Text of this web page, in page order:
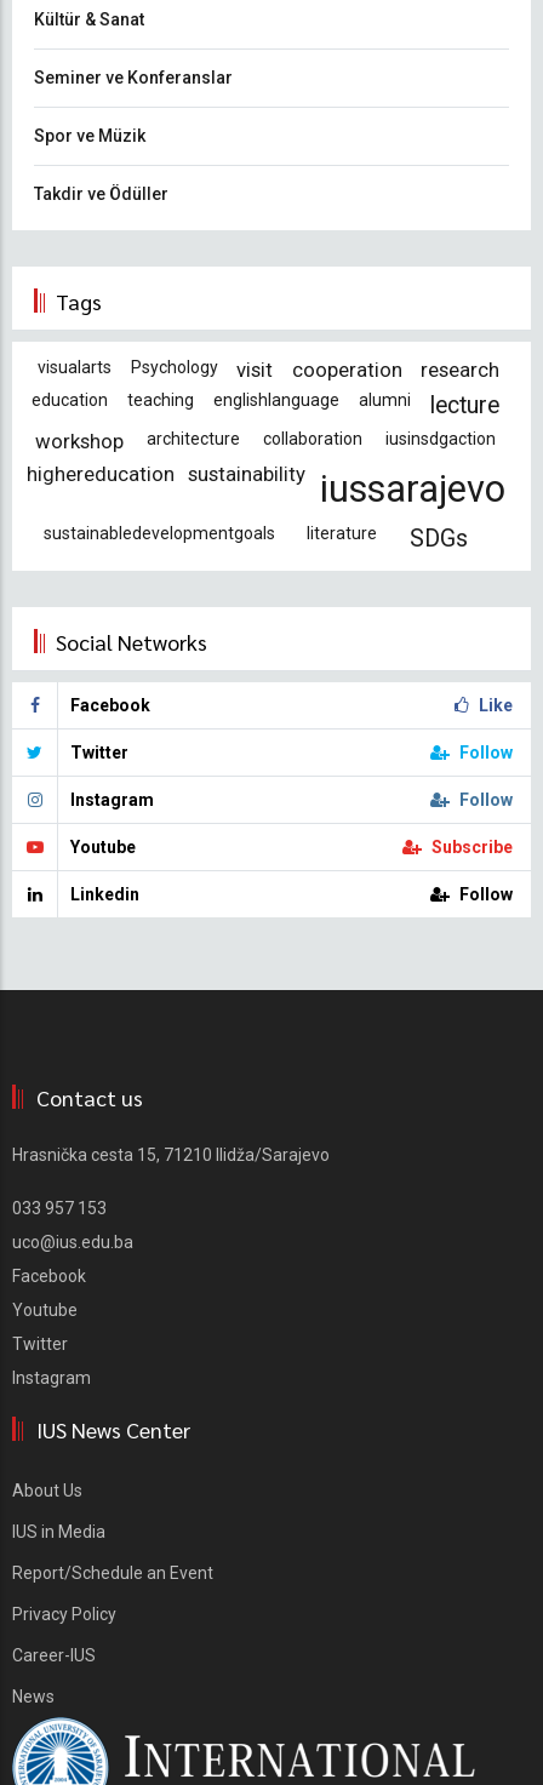
Kültür & Sanat
Seminer ve Konferanslar
Spor ve Müzik
Takdir ve Ödüller
Tags
visualarts Psychology visit cooperation research
education teaching englishlanguage alumni lecture
workshop architecture collaboration iusinsdgaction
highereducation sustainability iussarajevo
sustainabledevelopmentgoals literature SDGs
Social Networks
Facebook Like
Twitter Follow
Instagram Follow
Youtube Subscribe
Linkedin Follow
Contact us
Hrasnička cesta 15, 71210 Ilidža/Sarajevo
033 957 153
uco@ius.edu.ba
Facebook
Youtube
Twitter
Instagram
IUS News Center
About Us
IUS in Media
Report/Schedule an Event
Privacy Policy
Career-IUS
News